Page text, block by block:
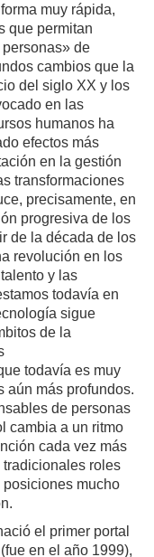
muy rápida,
que permitan
de
cambios que la
del siglo XX y los
en las
humanos ha
efectos más
en la gestión
transformaciones
precisamente, en
progresiva de los
de la década de los
revolución en los
y las
todavía en
sigue
de la
todavía es muy
aún más profundos.
de personas
cambia a un ritmo
cada vez más
roles
mucho
el primer portal
en el año 1999),